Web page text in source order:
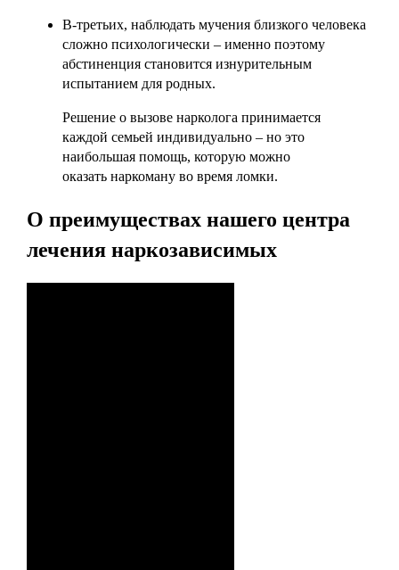
В-третьих, наблюдать мучения близкого человека
сложно психологически – именно поэтому
абстиненция становится изнурительным
испытанием для родных.
Решение о вызове нарколога принимается
каждой семьей индивидуально – но это
наибольшая помощь, которую можно
оказать наркоману во время ломки.
О преимуществах нашего центра
лечения наркозависимых